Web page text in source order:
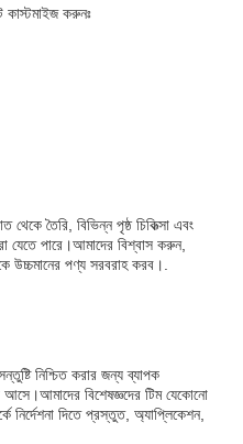
কাস্টমাইজ করুনঃ
তৈরি, বিভিন্ন পৃষ্ঠ চিকিত্সা এবং
যেতে পারে।আমাদের বিশ্বাস করুন,
উচ্চমানের পণ্য সরবরাহ করব।.
নিশ্চিত করার জন্য ব্যাপক
আসে।আমাদের বিশেষজ্ঞদের টিম যেকোনো
নির্দেশনা দিতে প্রস্তুত, অ্যাপ্লিকেশন,